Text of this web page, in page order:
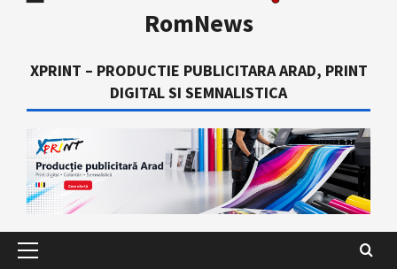
RomNews
XPRINT – PRODUCTIE PUBLICITARA ARAD, PRINT
DIGITAL SI SEMNALISTICA
Primary